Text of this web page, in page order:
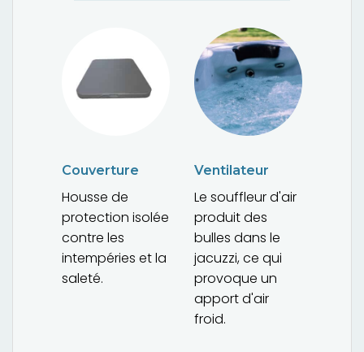
Couverture
Housse de
protection isolée
contre les
intempéries et la
saleté.
Ventilateur
Le souffleur d'air
produit des
bulles dans le
jacuzzi, ce qui
provoque un
apport d'air
froid.